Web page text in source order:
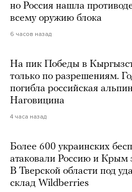
но Россия нашла
всему оружию блока
6 часов назад
На пик Победы в
только по разрешениям.
погибла российская
Наговицина
4 часа назад
Более 600 украинских
атаковали Россию и Крым
В Тверской области под
склад Wildberries